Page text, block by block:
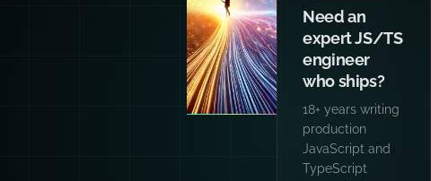
Want your
team and
agents
writing code
like I do?
Hands-on
workshops for
engineering